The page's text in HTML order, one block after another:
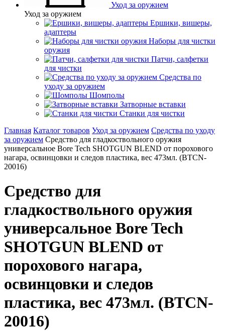
Уход за оружием
Уход за оружием
Ершики, вишеры,
адаптеры
Наборы для чистки
оружия
Патчи, салфетки
для чистки
Средства по
уходу за оружием
Шомполы
Затворные вставки
Станки для чистки
Главная Каталог товаров Уход за оружием Средства по уходу
за оружием Средство для гладкоствольного оружия
универсальное Bore Tech SHOTGUN BLEND от порохового
нагара, освинцовки и следов пластика, вес 473мл. (BTCN-
20016)
Средство для
гладкоствольного оружия
универсальное Bore Tech
SHOTGUN BLEND от
порохового нагара,
освинцовки и следов
пластика, вес 473мл. (BTCN-
20016)